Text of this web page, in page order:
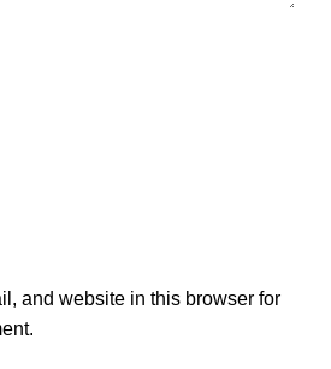
and website in this browser for